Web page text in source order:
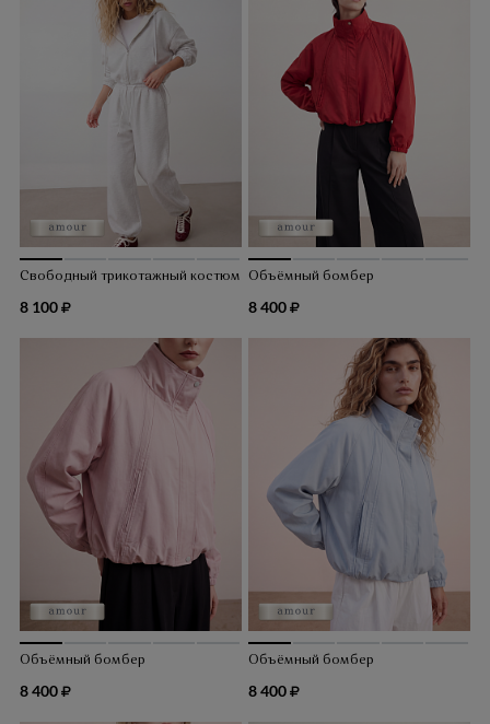
Свободный трикотажный костюм
8 100
Объёмный бомбер
8 400
Объёмный бомбер
8 400
Объёмный бомбер
8 400